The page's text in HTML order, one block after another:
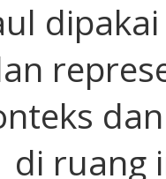
di ruang